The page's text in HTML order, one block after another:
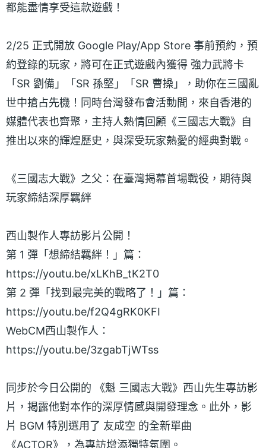
都能盡情享受這款遊戲！
2/25 正式開放 Google Play/App Store 事前預約，預
約登錄的玩家，將可在正式遊戲內獲得 強力武將卡
「SR 劉備」「SR 孫堅」「SR 曹操」，助你在三國亂
世中搶占先機！同時台灣發布會活動間，來自香港的
媒體代表也齊聚，主持人熱情回顧《三國志大戰》自
推出以來的輝煌歷史，與深受玩家熱愛的經典對戰。
《三國志大戰》之父：在臺灣揭幕首場戰役，期待與
玩家締結深厚羈絆
西山製作人專訪影片公開！
第 1 彈「想締結羈絆！」篇：
https://youtu.be/xLKhB_tK2T0
第 2 彈「找到最完美的戰略了！」篇：
https://youtu.be/f2Q4gRK0KFI
WebCM西山製作人：
https://youtu.be/3zgabTjWTss
同步於今日公開的 《魁 三國志大戰》西山先生專訪影
片，揭露他對本作的深厚情感與開發理念。此外，影
片 BGM 特別選用了 友成空 的全新單曲
《ACTOR》，為專訪增添獨特氛圍。